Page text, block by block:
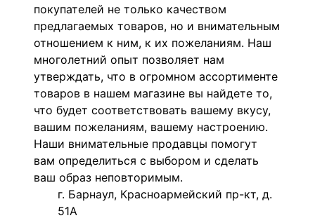
покупателей не только качеством
предлагаемых товаров, но и внимательным
отношением к ним, к их пожеланиям. Наш
многолетний опыт позволяет нам
утверждать, что в огромном ассортименте
товаров в нашем магазине вы найдете то,
что будет соответствовать вашему вкусу,
вашим пожеланиям, вашему настроению.
Наши внимательные продавцы помогут
вам определиться с выбором и сделать
ваш образ неповторимым.
г. Барнаул, Красноармейский пр-кт, д.
51А